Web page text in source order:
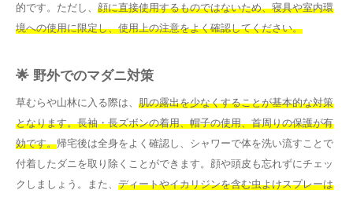
的です。ただし、 顔に直接使用するものではないため、寝具や室内環
境への使用に限定し、使用上の注意をよく確認してください。
🌟 野外でのマダニ対策
草むらや山林に入る際は、 肌の露出を少なくすることが基本的な対策
となります。長袖・長ズボンの着用、帽子の使用、首周りの保護が有
効です。帰宅後は全身をよく確認し、シャワーで体を洗い流すことで
付着したダニを取り除くことができます。顔や頭皮も忘れずにチェッ
クしましょう。また、 ディートやイカリジンを含む虫よけスプレーは